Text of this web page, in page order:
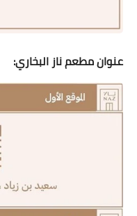
عنوان مطعم ناز البخاري: